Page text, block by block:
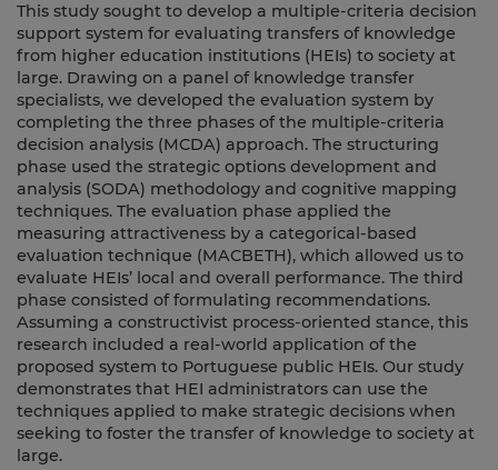
This study sought to develop a multiple-criteria decision
support system for evaluating transfers of knowledge
from higher education institutions (HEIs) to society at
large. Drawing on a panel of knowledge transfer
specialists, we developed the evaluation system by
completing the three phases of the multiple-criteria
decision analysis (MCDA) approach. The structuring
phase used the strategic options development and
analysis (SODA) methodology and cognitive mapping
techniques. The evaluation phase applied the
measuring attractiveness by a categorical-based
evaluation technique (MACBETH), which allowed us to
evaluate HEIs’ local and overall performance. The third
phase consisted of formulating recommendations.
Assuming a constructivist process-oriented stance, this
research included a real-world application of the
proposed system to Portuguese public HEIs. Our study
demonstrates that HEI administrators can use the
techniques applied to make strategic decisions when
seeking to foster the transfer of knowledge to society at
large.